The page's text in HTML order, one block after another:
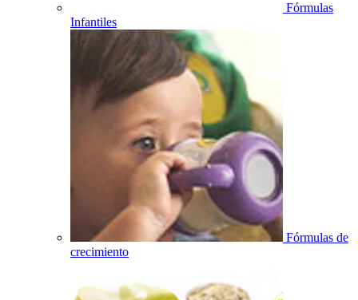
Fórmulas
Infantiles
Fórmulas de
crecimiento